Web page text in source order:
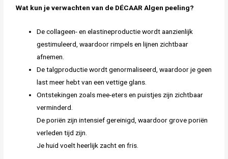
Wat kun je verwachten van de DÉCAAR Algen peeling?
De collageen- en elastineproductie wordt aanzienlijk
gestimuleerd, waardoor rimpels en lijnen zichtbaar
afnemen.
De talgproductie wordt genormaliseerd, waardoor je geen
last meer hebt van een vettige glans.
Ontstekingen zoals mee-eters en puistjes zijn zichtbaar
verminderd.
De poriën zijn intensief gereinigd, waardoor grove poriën
verleden tijd zijn.
Je huid voelt heerlijk zacht en fris.